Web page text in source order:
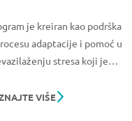
je kreiran kao podrška
adaptacije i pomoć u
stresa koji je
VIŠE